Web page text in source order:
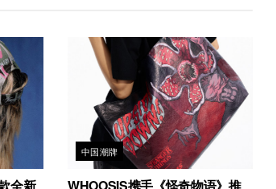
中国潮牌